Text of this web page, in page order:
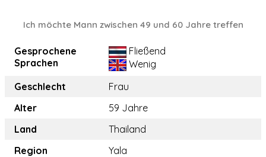
Ich möchte Mann zwischen 49 und 60 Jahre treffen
Gesprochene
Sprachen
Fließend
Wenig
Geschlecht
Frau
Alter
59 Jahre
Land
Thailand
Region
Yala